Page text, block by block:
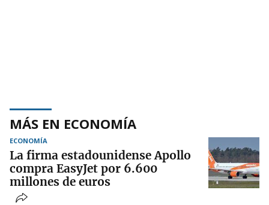
MÁS EN ECONOMÍA
ECONOMÍA
La firma estadounidense Apollo
compra EasyJet por 6.600
millones de euros